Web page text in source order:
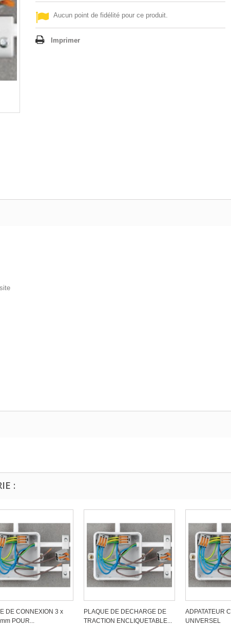
Aucun point de fidélité pour ce produit.
Imprimer
:
DE CONNEXION 3 x
POUR...
PLAQUE DE DECHARGE DE
TRACTION ENCLIQUETABLE...
ADPATATEUR
UNIVERSEL